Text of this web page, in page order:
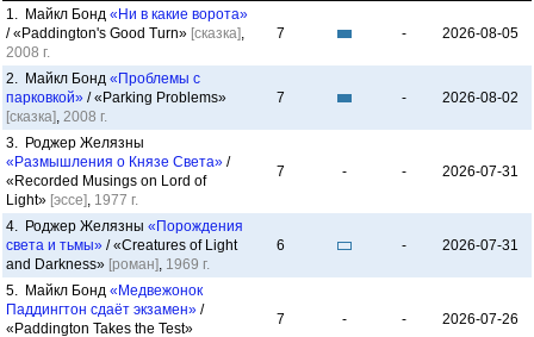
1. Майкл Бонд «Ни в какие ворота»
/ «Paddington's Good Turn» [сказка],
2008 г.
7 - 2026-08-05
2. Майкл Бонд «Проблемы с
парковкой» / «Parking Problems»
[сказка], 2008 г.
7 - 2026-08-02
3. Роджер Желязны
«Размышления о Князе Света» /
«Recorded Musings on Lord of
Light» [эссе], 1977 г.
7 - - 2026-07-31
4. Роджер Желязны «Порождения
света и тьмы» / «Creatures of Light
and Darkness» [роман], 1969 г.
6 - 2026-07-31
5. Майкл Бонд «Медвежонок
Паддингтон сдаёт экзамен» /
«Paddington Takes the Test»
7 - - 2026-07-26